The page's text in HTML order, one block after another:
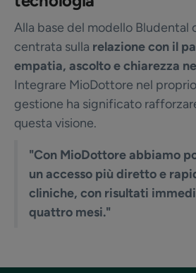
Alla base del modello Bludental
centrata sulla relazione con il
empatia, ascolto e chiarezza
Integrare MioDottore nel
gestione ha significato
questa visione.
"Con MioDottore abbiamo
un accesso più diretto e
cliniche, con risultati
quattro mesi."